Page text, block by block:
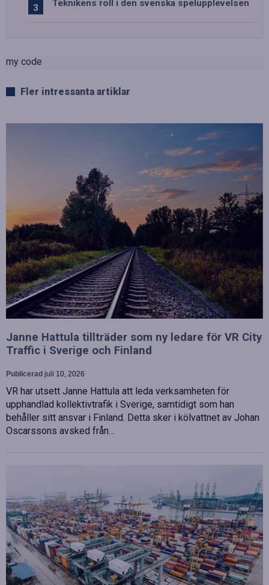
Teknikens roll i den svenska spelupplevelsen
my code
Fler intressanta artiklar
Janne Hattula tillträder som ny ledare för VR City
Traffic i Sverige och Finland
Publicerad juli 10, 2026
VR har utsett Janne Hattula att leda verksamheten för
upphandlad kollektivtrafik i Sverige, samtidigt som han
behåller sitt ansvar i Finland. Detta sker i kölvattnet av Johan
Oscarssons avsked från…